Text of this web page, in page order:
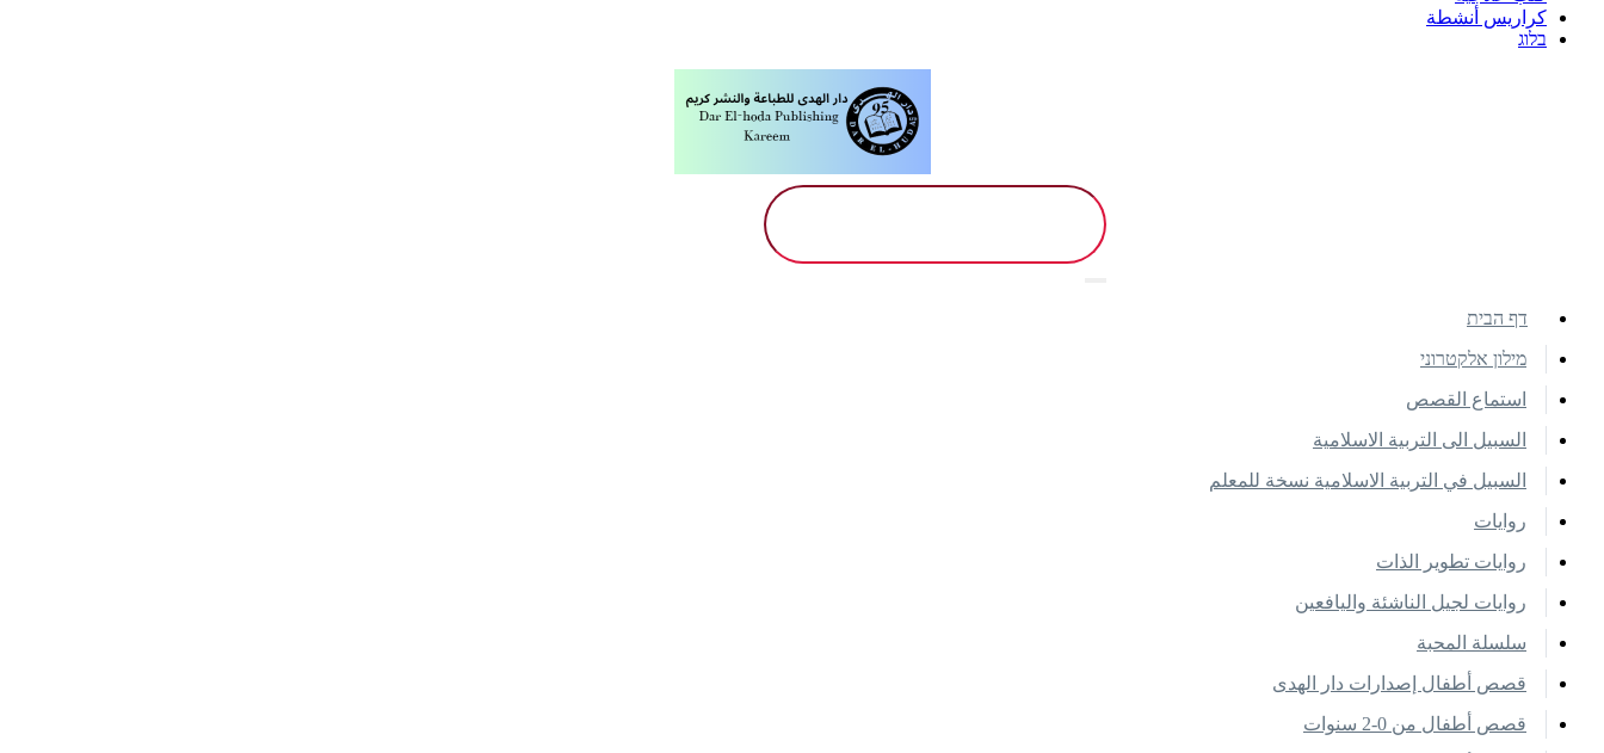
كراريس أنشطة
בלוג
דף הבית
מילון אלקטרוני
استماع القصص
السبيل الى التربية الاسلامية
السبيل في التربية الاسلامية نسخة للمعلم
روايات
روايات تطوير الذات
روايات لجيل الناشئة واليافعين
سلسلة المحبة
قصص أطفال إصدارات دار الهدى
قصص أطفال من 0-2 سنوات